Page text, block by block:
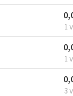
1
1
3